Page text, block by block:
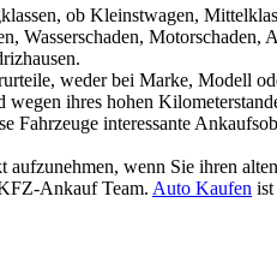
ob Kleinstwagen,
Wasserschaden, Motorschaden,
weder bei Marke, Modell
ihres hohen
Fahrzeuge interessante
wenn Sie ihren alten
Ankauf Team. Auto Kaufen ist